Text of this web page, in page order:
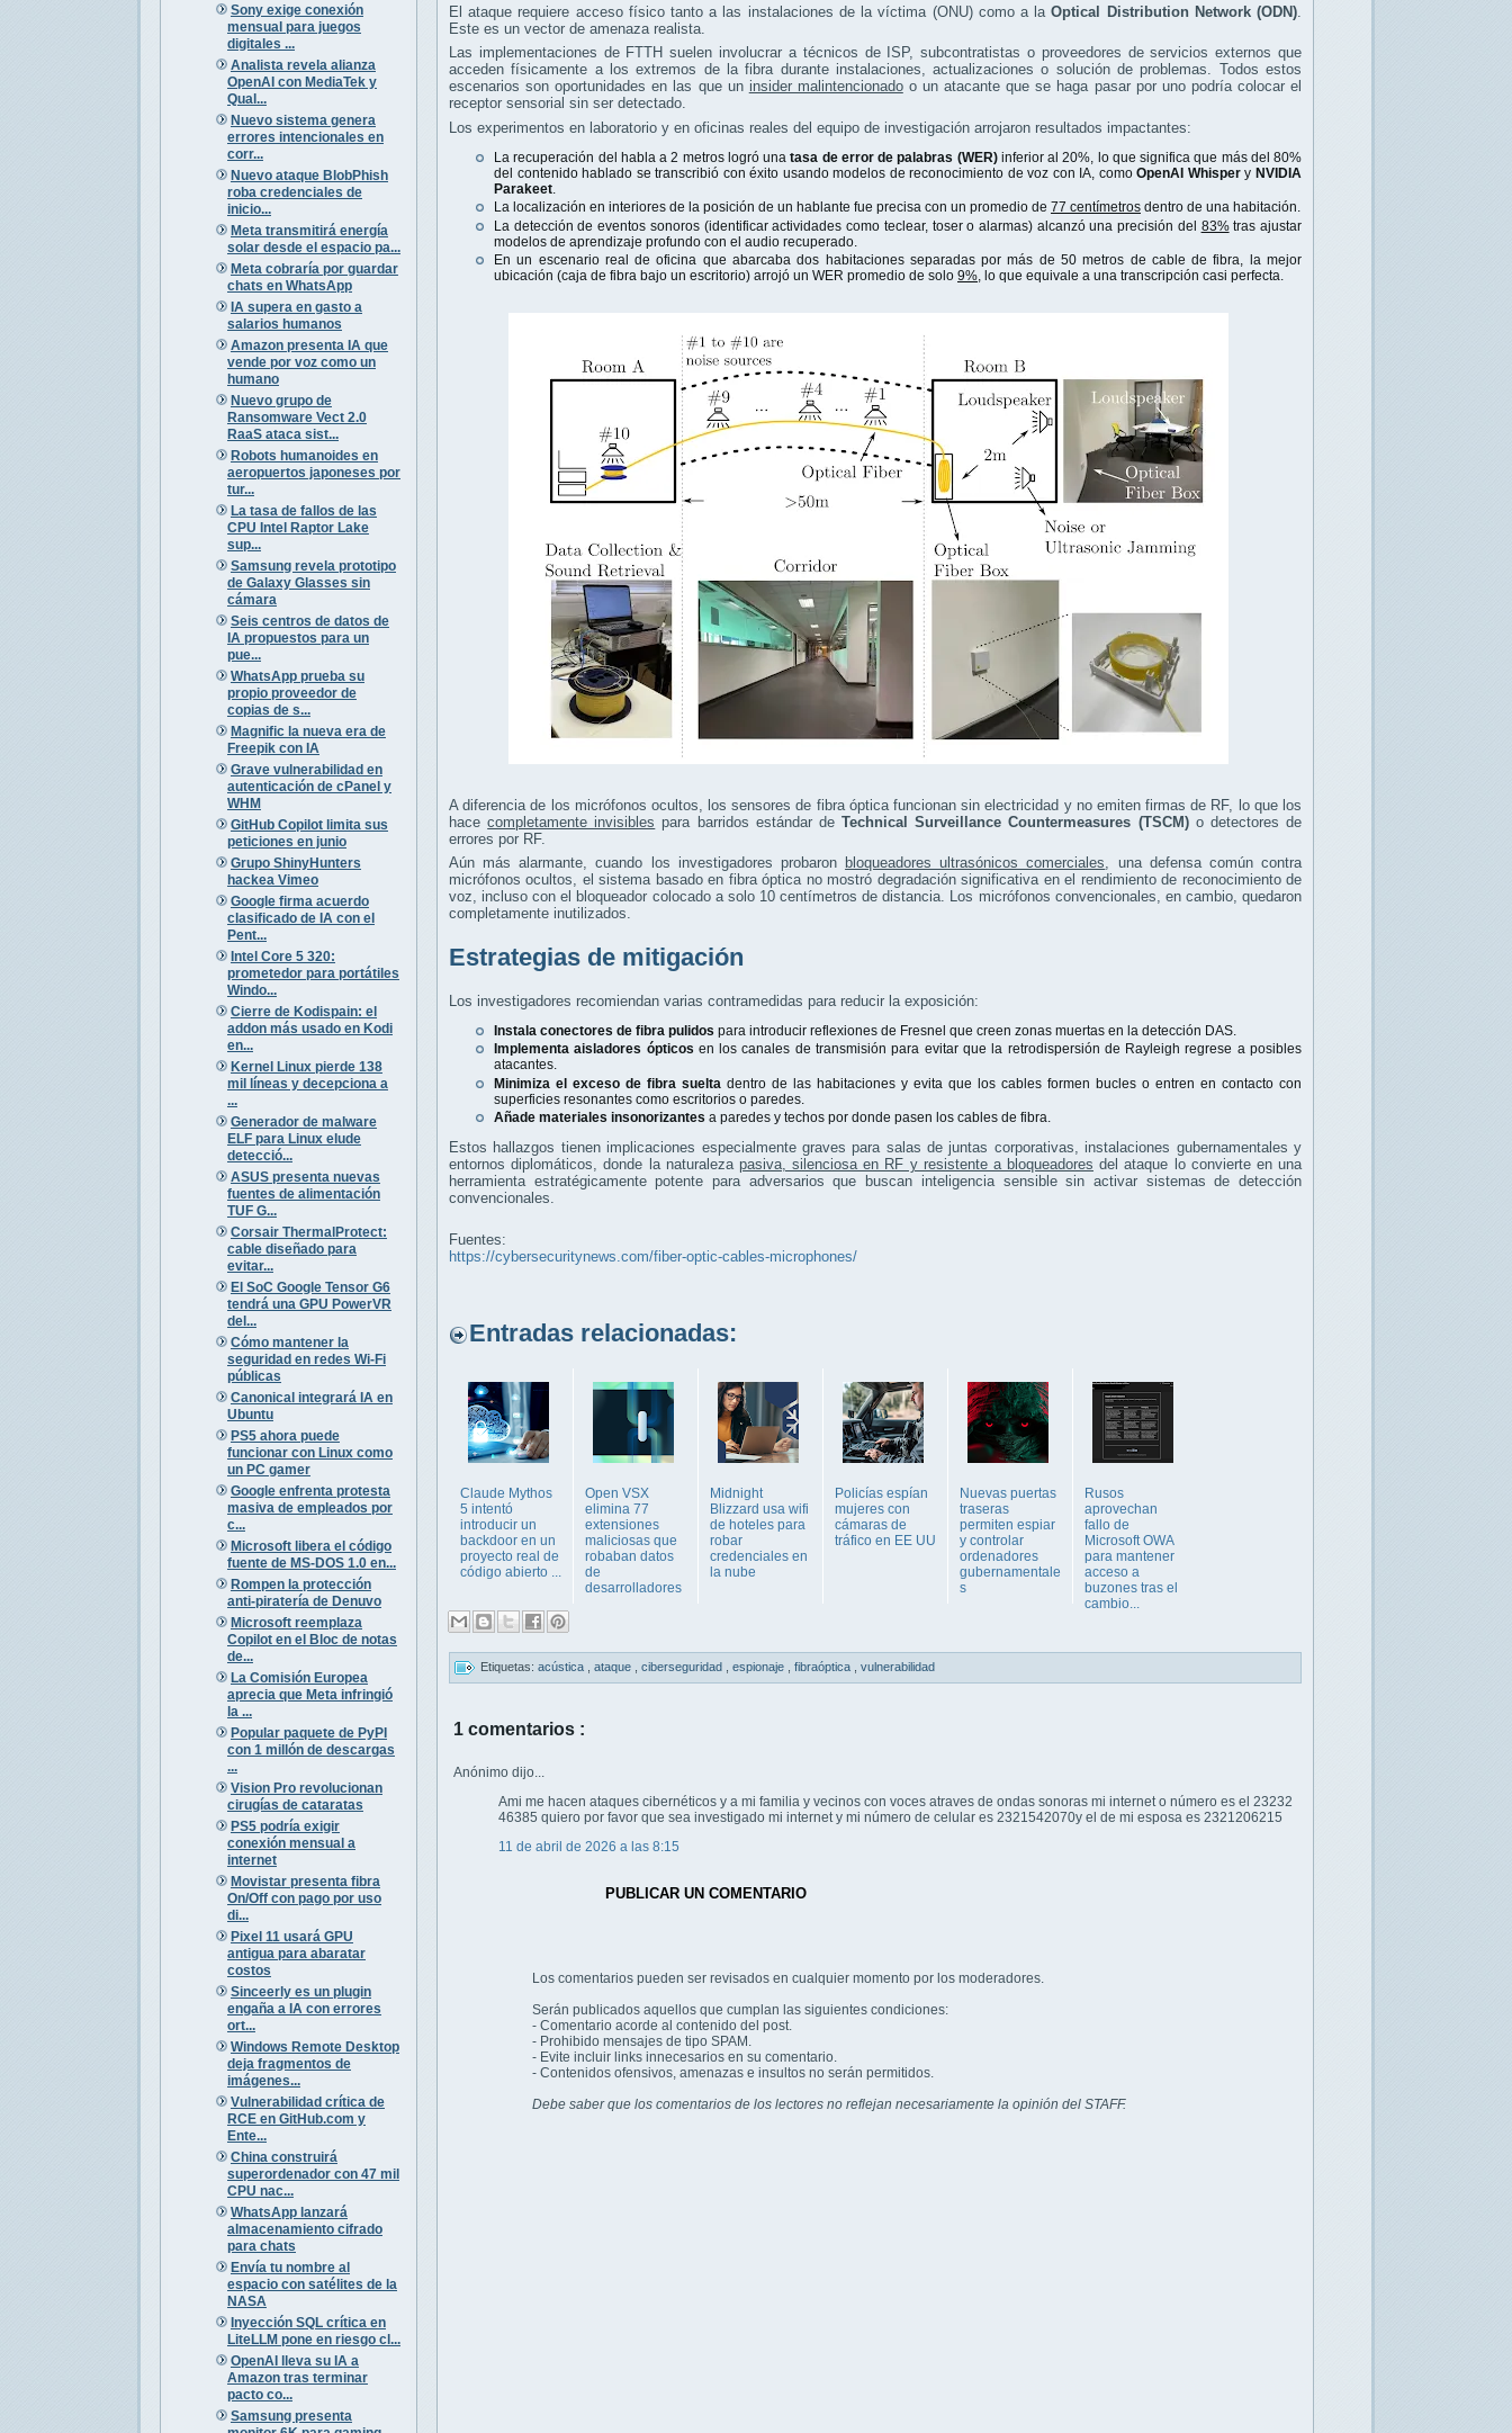
Sony exige conexión
mensual para juegos
digitales ...
Analista revela alianza
OpenAI con MediaTek y
Qual...
Nuevo sistema genera
errores intencionales en
corr...
Nuevo ataque BlobPhish
roba credenciales de
inicio...
Meta transmitirá energía
solar desde el espacio pa...
Meta cobraría por guardar
chats en WhatsApp
IA supera en gasto a
salarios humanos
Amazon presenta IA que
vende por voz como un
humano
Nuevo grupo de
Ransomware Vect 2.0
RaaS ataca sist...
Robots humanoides en
aeropuertos japoneses por
tur...
La tasa de fallos de las
CPU Intel Raptor Lake
sup...
Samsung revela prototipo
de Galaxy Glasses sin
cámara
Seis centros de datos de
IA propuestos para un
pue...
WhatsApp prueba su
propio proveedor de
copias de s...
Magnific la nueva era de
Freepik con IA
Grave vulnerabilidad en
autenticación de cPanel y
WHM
GitHub Copilot limita sus
peticiones en junio
Grupo ShinyHunters
hackea Vimeo
Google firma acuerdo
clasificado de IA con el
Pent...
Intel Core 5 320:
prometedor para portátiles
Windo...
Cierre de Kodispain: el
addon más usado en Kodi
en...
Kernel Linux pierde 138
mil líneas y decepciona a
...
Generador de malware
ELF para Linux elude
detecció...
ASUS presenta nuevas
fuentes de alimentación
TUF G...
Corsair ThermalProtect:
cable diseñado para
evitar...
El SoC Google Tensor G6
tendrá una GPU PowerVR
del...
Cómo mantener la
seguridad en redes Wi-Fi
públicas
Canonical integrará IA en
Ubuntu
PS5 ahora puede
funcionar con Linux como
un PC gamer
Google enfrenta protesta
masiva de empleados por
c...
Microsoft libera el código
fuente de MS-DOS 1.0 en...
Rompen la protección
anti-piratería de Denuvo
Microsoft reemplaza
Copilot en el Bloc de notas
de...
La Comisión Europea
aprecia que Meta infringió
la ...
Popular paquete de PyPI
con 1 millón de descargas
...
Vision Pro revolucionan
cirugías de cataratas
PS5 podría exigir
conexión mensual a
internet
Movistar presenta fibra
On/Off con pago por uso
di...
Pixel 11 usará GPU
antigua para abaratar
costos
Sinceerly es un plugin
engaña a IA con errores
ort...
Windows Remote Desktop
deja fragmentos de
imágenes...
Vulnerabilidad crítica de
RCE en GitHub.com y
Ente...
China construirá
superordenador con 47 mil
CPU nac...
WhatsApp lanzará
almacenamiento cifrado
para chats
Envía tu nombre al
espacio con satélites de la
NASA
Inyección SQL crítica en
LiteLLM pone en riesgo cl...
OpenAI lleva su IA a
Amazon tras terminar
pacto co...
Samsung presenta
El ataque requiere acceso físico tanto a las instalaciones de la víctima (ONU) como a laOptical Distribution Network (ODN)
Este es un vector de amenaza realista.
Las implementaciones de FTTH suelen involucrar a técnicos de ISP, subcontratistas o proveedores de servicios externos que
acceden físicamente a los extremos de la fibra durante instalaciones, actualizaciones o solución de problemas. Todos estos
escenarios son oportunidades en las que un insider malintencionadoo un atacante que se haga pasar por uno podría colocar el
receptor sensorial sin ser detectado.
Los experimentos en laboratorio y en oficinas reales del equipo de investigación arrojaron resultados impactantes:
La recuperación del habla a 2 metros logró unatasa de error de palabras (WER)inferior al 20%, lo que significa que más del 80%
del contenido hablado se transcribió con éxito usando modelos de reconocimiento de voz con IA, comoOpenAI WhisperyNVIDIA
Parakeet
La localización en interiores de la posición de un hablante fue precisa con un promedio de 77 centímetros dentro de una habitación.
La detección de eventos sonoros (identificar actividades como teclear, toser o alarmas) alcanzó una precisión del 83%tras ajustar
modelos de aprendizaje profundo con el audio recuperado.
En un escenario real de oficina que abarcaba dos habitaciones separadas por más de 50 metros de cable de fibra, la mejor
ubicación (caja de fibra bajo un escritorio) arrojó un WER promedio de solo 9%, lo que equivale a una transcripción casi perfecta.
A diferencia de los micrófonos ocultos, los sensores de fibra óptica funcionan sin electricidad y no emiten firmas de RF, lo que los
hacecompletamente invisibles para barridos estándar deTechnical Surveillance Countermeasures (TSCM)o detectores de
errores por RF.
Aún más alarmante, cuando los investigadores probaron bloqueadores ultrasónicos comerciales, una defensa común contra
micrófonos ocultos, el sistema basado en fibra óptica no mostró degradación significativa en el rendimiento de reconocimiento de
voz, incluso con el bloqueador colocado a solo 10 centímetros de distancia. Los micrófonos convencionales, en cambio, quedaron
completamente inutilizados.
Estrategias de mitigación
Los investigadores recomiendan varias contramedidas para reducir la exposición:
Instala conectores de fibra pulidos para introducir reflexiones de Fresnel que creen zonas muertas en la detección DAS.
Implementa aisladores ópticos en los canales de transmisión para evitar que la retrodispersión de Rayleigh regrese a posibles
atacantes.
Minimiza el exceso de fibra suelta dentro de las habitaciones y evita que los cables formen bucles o entren en contacto con
superficies resonantes como escritorios o paredes.
Añade materiales insonorizantes a paredes y techos por donde pasen los cables de fibra.
Estos hallazgos tienen implicaciones especialmente graves para salas de juntas corporativas, instalaciones gubernamentales y
entornos diplomáticos, donde la naturaleza pasiva, silenciosa en RF y resistente a bloqueadores del ataque lo convierte en una
herramienta estratégicamente potente para adversarios que buscan inteligencia sensible sin activar sistemas de detección
convencionales.
Fuentes:
https://cybersecuritynews.com/fiber-optic-cables-microphones/
Entradas relacionadas:
Claude Mythos
5 intentó
introducir un
backdoor en un
proyecto real de
código abierto ...
Open VSX
elimina 77
extensiones
maliciosas que
robaban datos
de
desarrolladores
Midnight
Blizzard usa wifi
de hoteles para
robar
credenciales en
la nube
Policías espían
mujeres con
cámaras de
tráfico en EE UU
Nuevas puertas
traseras
permiten espiar
y controlar
ordenadores
gubernamentale
s
Rusos
aprovechan
fallo de
Microsoft OWA
para mantener
acceso a
buzones tras el
cambio...
Etiquetas: acústica ataque ciberseguridad espionaje fibraóptica vulnerabilidad
1 comentarios :
Anónimo dijo...
Ami me hacen ataques cibernéticos y a mi familia y vecinos con voces atraves de ondas sonoras mi internet o número es el 23232
46385 quiero por favor que sea investigado mi internet y mi número de celular es 2321542070y el de mi esposa es 2321206215
11 de abril de 2026 a las 8:15
PUBLICAR UN COMENTARIO
Los comentarios pueden ser revisados en cualquier momento por los moderadores.
Serán publicados aquellos que cumplan las siguientes condiciones:
- Comentario acorde al contenido del post.
- Prohibido mensajes de tipo SPAM.
- Evite incluir links innecesarios en su comentario.
- Contenidos ofensivos, amenazas e insultos no serán permitidos.
Debe saber que los comentarios de los lectores no reflejan necesariamente la opinión del STAFF.